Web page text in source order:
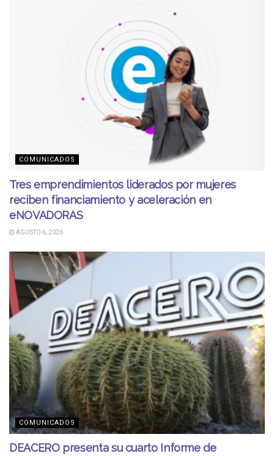
COMUNICADOS
Tres emprendimientos liderados por mujeres
reciben financiamiento y aceleración en
eNOVADORAS
AGOSTO 6, 2026
COMUNICADOS
DEACERO presenta su cuarto Informe de